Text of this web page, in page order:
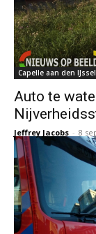
Capelle aan den IJssel
Auto te
Jeffrey Jacobs - 8